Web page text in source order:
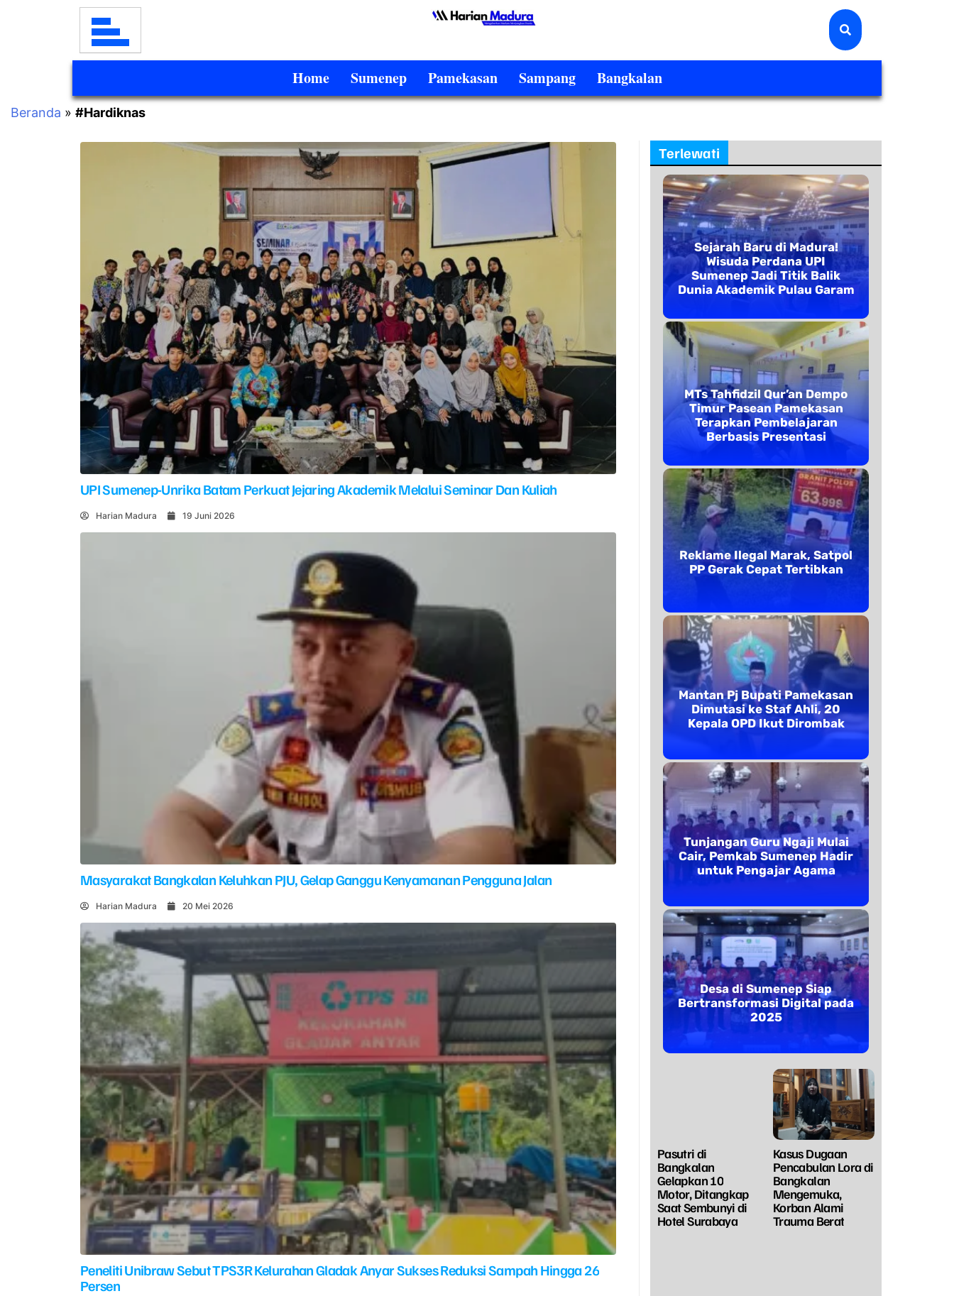
Home Sumenep Pamekasan Sampang Bangkalan
Beranda » #Hardiknas
UPI Sumenep-Unrika Batam Perkuat Jejaring Akademik Melalui Seminar Dan Kuliah
Harian Madura 19 Juni 2026
Masyarakat Bangkalan Keluhkan PJU, Gelap Ganggu Kenyamanan Pengguna Jalan
Harian Madura 20 Mei 2026
Peneliti Unibraw Sebut TPS3R Kelurahan Gladak Anyar Sukses Reduksi Sampah Hingga 26
Persen
Terlewati
Pasutri di
Bangkalan
Gelapkan 10
Motor, Ditangkap
Saat Sembunyi di
Hotel Surabaya
Kasus Dugaan
Pencabulan Lora di
Bangkalan
Mengemuka,
Korban Alami
Trauma Berat
Sejarah Baru di Madura!
Wisuda Perdana UPI
Sumenep Jadi Titik Balik
Dunia Akademik Pulau Garam
MTs Tahfidzil Qur’an Dempo
Timur Pasean Pamekasan
Terapkan Pembelajaran
Berbasis Presentasi
Reklame Ilegal Marak, Satpol
PP Gerak Cepat Tertibkan
Mantan Pj Bupati Pamekasan
Dimutasi ke Staf Ahli, 20
Kepala OPD Ikut Dirombak
Tunjangan Guru Ngaji Mulai
Cair, Pemkab Sumenep Hadir
untuk Pengajar Agama
Desa di Sumenep Siap
Bertransformasi Digital pada
2025